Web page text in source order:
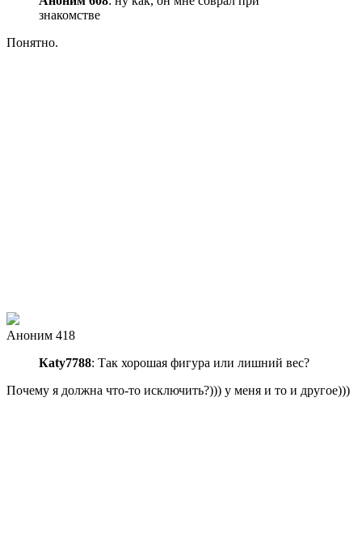
знакомстве
Понятно.
Аноним 418
Каty7788: Так хорошая фигура или лишний вес?
Почему я должна что-то исключить?))) у меня и то и другое)))